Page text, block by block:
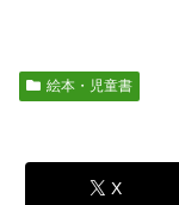
絵本・児童書
X